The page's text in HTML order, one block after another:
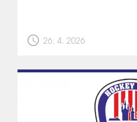
schedule 26. 4. 2026